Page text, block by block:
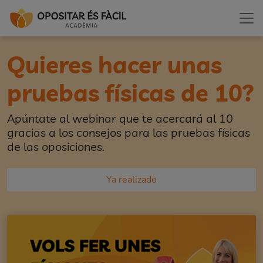
Quieres hacer unas
pruebas físicas de 10?
Apúntate al webinar que te acercará al 10
gracias a los consejos para las pruebas físicas
de las oposiciones.
Ya realizado